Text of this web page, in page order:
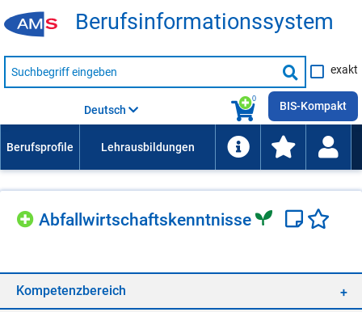
Be­rufs­in­for­ma­ti­ons­sys­tem
Suche
nach
Suche
starten
exakt
0
Deutsch BIS-Kompakt
Ab­fall­wirt­schafts­kennt­nis­se
Kom­pe­tenz­be­reich